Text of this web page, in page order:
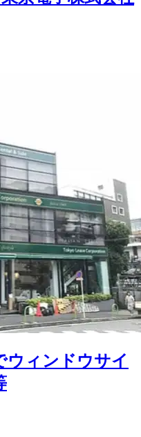
ウィンドウサイ